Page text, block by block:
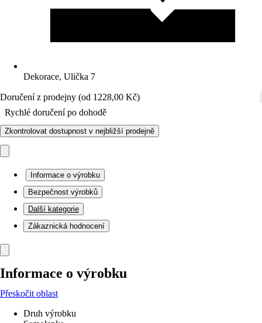
Dekorace, Ulička 7
Doručení z prodejny (od 1228,00 Kč)
Rychlé doručení po dohodě
Zkontrolovat dostupnost v nejbližší prodejně
Informace o výrobku
Bezpečnost výrobků
Další kategorie
Zákaznická hodnocení
Informace o výrobku
Přeskočit oblast
Druh výrobku